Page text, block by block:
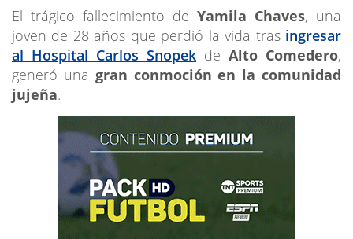
El trágico fallecimiento de Yamila Chaves, una
joven de 28 años que perdió la vida tras ingresar
al Hospital Carlos Snopek de Alto Comedero,
generó una gran conmoción en la comunidad
jujeña.